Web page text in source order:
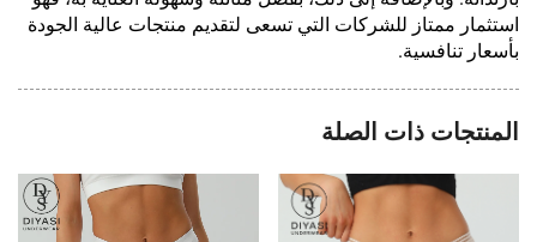
استثمار ممتاز للشركات التي تسعى لتقديم منتجات عالية الجودة
بأسعار تنافسية.
المنتجات ذات الصلة